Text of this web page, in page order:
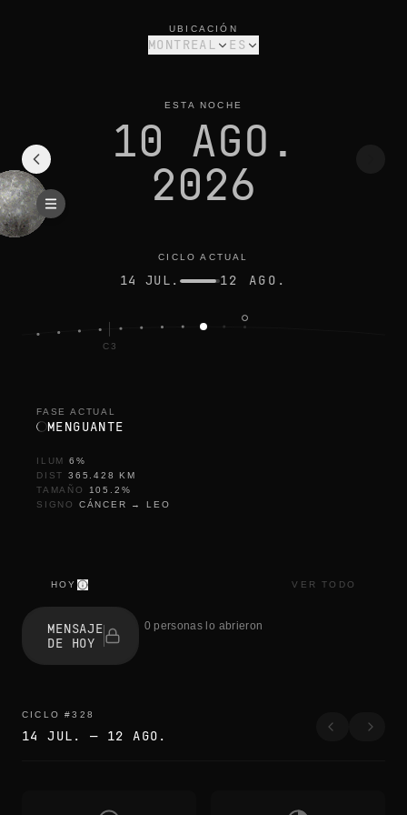
UBICACIÓN
MONTREAL ES
ESTA NOCHE
10 AGO.
2026
CICLO ACTUAL
14 JUL. 12 AGO.
C3
FASE ACTUAL
MENGUANTE
ILUM 6 %
DIST
365.428
KM
TAMAÑO
105.2 %
SIGNO
CÁNCER →LEO
HOY VER TODO
a
l
o
o
n
e
MENSAJE
DE HOY
0 personas lo abrieron
CICLO #328
14 JUL. — 12 AGO.